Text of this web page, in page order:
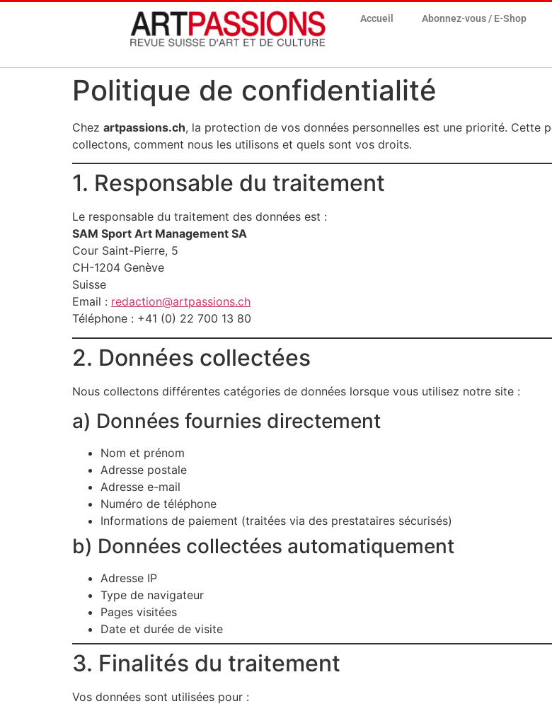
Accueil Abonnez-vous / E-Shop
Politique de confidentialité
Chez artpassions.ch, la protection de vos données personnelles est une priorité. Cette
collectons, comment nous les utilisons et quels sont vos droits.
1. Responsable du traitement
Le responsable du traitement des données est :
SAM Sport Art Management SA
Cour Saint-Pierre, 5
CH-1204 Genève
Suisse
Email : redaction@artpassions.ch
Téléphone : +41 (0) 22 700 13 80
2. Données collectées
Nous collectons différentes catégories de données lorsque vous utilisez notre site :
a) Données fournies directement
Nom et prénom
Adresse postale
Adresse e-mail
Numéro de téléphone
Informations de paiement (traitées via des prestataires sécurisés)
b) Données collectées automatiquement
Adresse IP
Type de navigateur
Pages visitées
Date et durée de visite
3. Finalités du traitement
Vos données sont utilisées pour :